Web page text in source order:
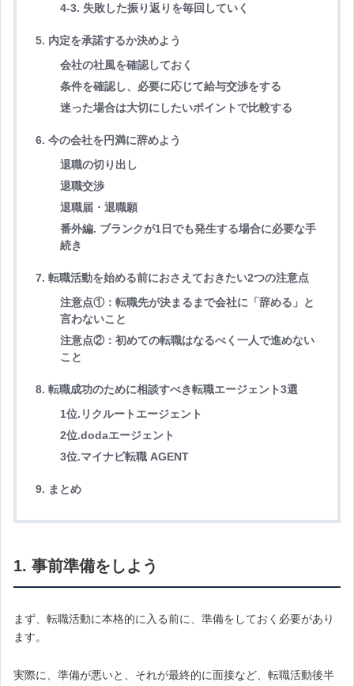
4-3. 失敗した振り返りを毎回していく
5. 内定を承諾するか決めよう
会社の社風を確認しておく
条件を確認し、必要に応じて給与交渉をする
迷った場合は大切にしたいポイントで比較する
6. 今の会社を円満に辞めよう
退職の切り出し
退職交渉
退職届・退職願
番外編. ブランクが1日でも発生する場合に必要な手
続き
7. 転職活動を始める前におさえておきたい2つの注意点
注意点①：転職先が決まるまで会社に「辞める」と
言わないこと
注意点②：初めての転職はなるべく一人で進めない
こと
8. 転職成功のために相談すべき転職エージェント3選
1位.リクルートエージェント
2位.dodaエージェント
3位.マイナビ転職 AGENT
9. まとめ
1. 事前準備をしよう
まず、転職活動に本格的に入る前に、準備をしておく必要があり
ます。
実際に、準備が悪いと、それが最終的に面接など、転職活動後半